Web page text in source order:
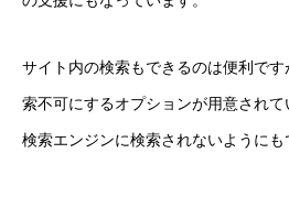
サイト内の検索もできるのは便利で
索不可にするオプションが用意され
検索エンジンに検索されないようにも